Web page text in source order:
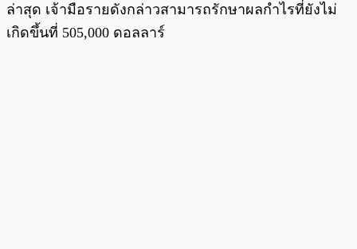
ล่าสุด เจ้ามือรายดังกล่าวสามารถรักษาผลกำไรที่ยังไม่
เกิดขึ้นที่ 505,000 ดอลลาร์